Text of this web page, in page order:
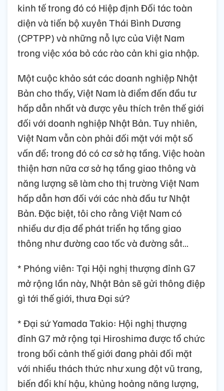
kinh tế trong đó có Hiệp định Đối tác toàn
diện và tiến bộ xuyên Thái Bình Dương
(CPTPP) và những nỗ lực của Việt Nam
trong việc xóa bỏ các rào cản khi gia nhập.
Một cuộc khảo sát các doanh nghiệp Nhật
Bản cho thấy, Việt Nam là điểm đến đầu tư
hấp dẫn nhất và được yêu thích trên thế giới
đối với doanh nghiệp Nhật Bản. Tuy nhiên,
Việt Nam vẫn còn phải đối mặt với một số
vấn đề; trong đó có cơ sở hạ tầng. Việc hoàn
thiện hơn nữa cơ sở hạ tầng giao thông và
năng lượng sẽ làm cho thị trường Việt Nam
hấp dẫn hơn đối với các nhà đầu tư Nhật
Bản. Đặc biệt, tôi cho rằng Việt Nam có
nhiều dư địa để phát triển hạ tầng giao
thông như đường cao tốc và đường sắt…
* Phóng viên: Tại Hội nghị thượng đỉnh G7
mở rộng lần này, Nhật Bản sẽ gửi thông điệp
gì tới thế giới, thưa Đại sứ?
* Đại sứ Yamada Takio: Hội nghị thượng
đỉnh G7 mở rộng tại Hiroshima được tổ chức
trong bối cảnh thế giới đang phải đối mặt
với nhiều thách thức như xung đột vũ trang,
biến đổi khí hậu, khủng hoảng năng lượng,